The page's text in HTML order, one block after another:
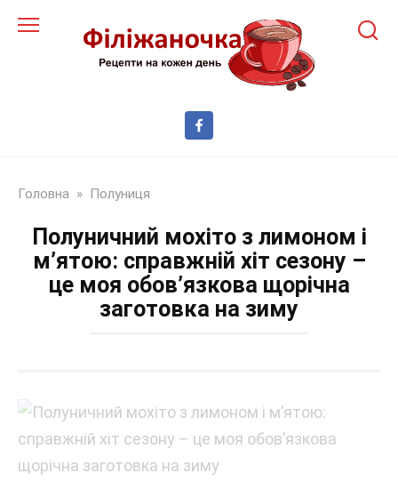
до
Головна » Полуниця
Полуничний мохіто з лимоном і
м’ятою: справжній хіт сезону –
це моя обов’язкова щорічна
заготовка на зиму